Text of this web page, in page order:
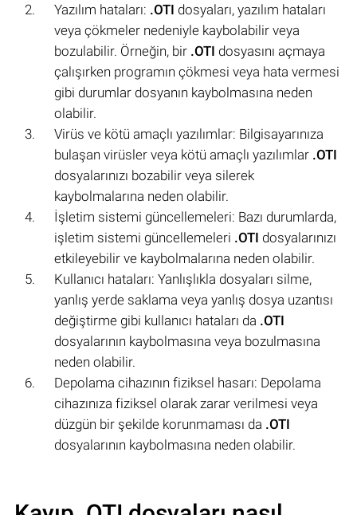
Yazılım hataları: .OTI dosyaları, yazılım hataları
veya çökmeler nedeniyle kaybolabilir veya
bozulabilir. Örneğin, bir .OTI dosyasını açmaya
çalışırken programın çökmesi veya hata vermesi
gibi durumlar dosyanın kaybolmasına neden
olabilir.
Virüs ve kötü amaçlı yazılımlar: Bilgisayarınıza
bulaşan virüsler veya kötü amaçlı yazılımlar .OTI
dosyalarınızı bozabilir veya silerek
kaybolmalarına neden olabilir.
İşletim sistemi güncellemeleri: Bazı durumlarda,
işletim sistemi güncellemeleri .OTI dosyalarınızı
etkileyebilir ve kaybolmalarına neden olabilir.
Kullanıcı hataları: Yanlışlıkla dosyaları silme,
yanlış yerde saklama veya yanlış dosya uzantısı
değiştirme gibi kullanıcı hataları da .OTI
dosyalarının kaybolmasına veya bozulmasına
neden olabilir.
Depolama cihazının fiziksel hasarı: Depolama
cihazınıza fiziksel olarak zarar verilmesi veya
düzgün bir şekilde korunmaması da .OTI
dosyalarının kaybolmasına neden olabilir.